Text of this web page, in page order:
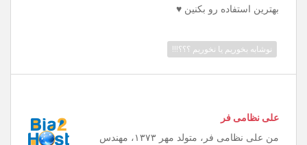
بهترین استفاده رو بکنین ♥
نوشابه بخوریم یا نخوریم ؟؟؟!!!
علی نظامی فر
من علی نظامی فر، متولد مهر ۱۳۷۳، مهندس